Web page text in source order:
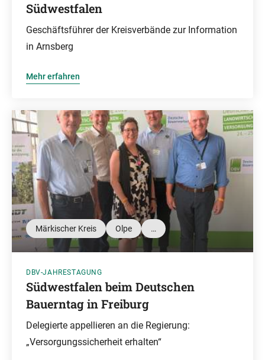
Südwestfalen
Geschäftsführer der Kreisverbände zur Information
in Arnsberg
Mehr erfahren
Märkischer Kreis Olpe …
DBV-JAHRESTAGUNG
Südwestfalen beim Deutschen
Bauerntag in Freiburg
Delegierte appellieren an die Regierung:
„Versorgungssicherheit erhalten“